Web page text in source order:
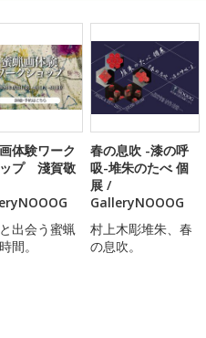
体験ワーク
プ 淺賀敬
出会う蜜蝋
間。
春の息吹 -漆の呼
吸-堆朱のたべ 個
展 /
GalleryNOOOG
村上木彫堆朱、春
の息吹。